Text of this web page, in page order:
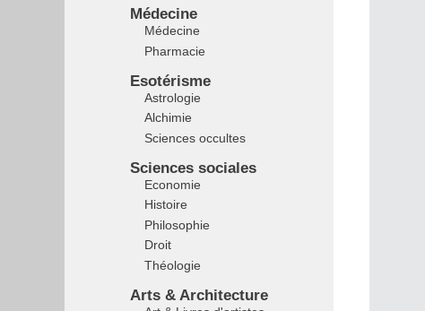
Médecine
Médecine
Pharmacie
Esotérisme
Astrologie
Alchimie
Sciences occultes
Sciences sociales
Economie
Histoire
Philosophie
Droit
Théologie
Arts & Architecture